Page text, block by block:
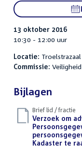
13 oktober 2016
10:30 - 12:00 uur
Locatie: Troelstrazaal
Commissie:
Bijlagen
Brief lid / fractie
Download
bestand:
Verzoek om
Kadaster te